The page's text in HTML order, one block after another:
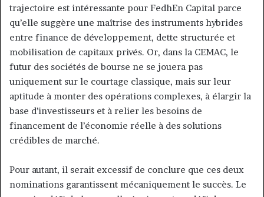
trajectoire est intéressante pour FedhEn Capital parce
qu’elle suggère une maîtrise des instruments hybrides
entre finance de développement, dette structurée et
mobilisation de capitaux privés. Or, dans la CEMAC, le
futur des sociétés de bourse ne se jouera pas
uniquement sur le courtage classique, mais sur leur
aptitude à monter des opérations complexes, à élargir la
base d’investisseurs et à relier les besoins de
financement de l’économie réelle à des solutions
crédibles de marché.
Pour autant, il serait excessif de conclure que ces deux
nominations garantissent mécaniquement le succès. Le